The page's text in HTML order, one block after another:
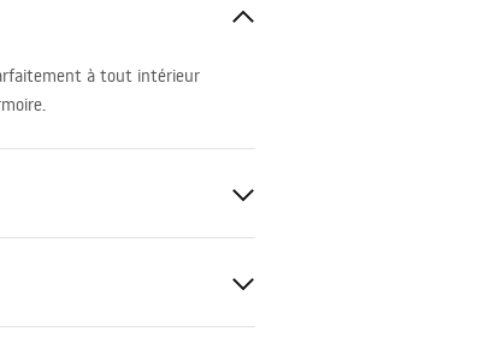
à tout intérieur